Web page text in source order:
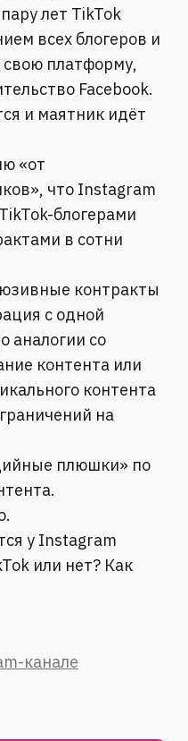
лет TikTok
всех блогеров и
свою платформу,
Facebook.
и маятник идёт
«от
что Instagram
блогерами
в сотни
контракты
с одной
аналогии со
контента или
контента
на
плюшки» по
у Instagram
или нет? Как
канале